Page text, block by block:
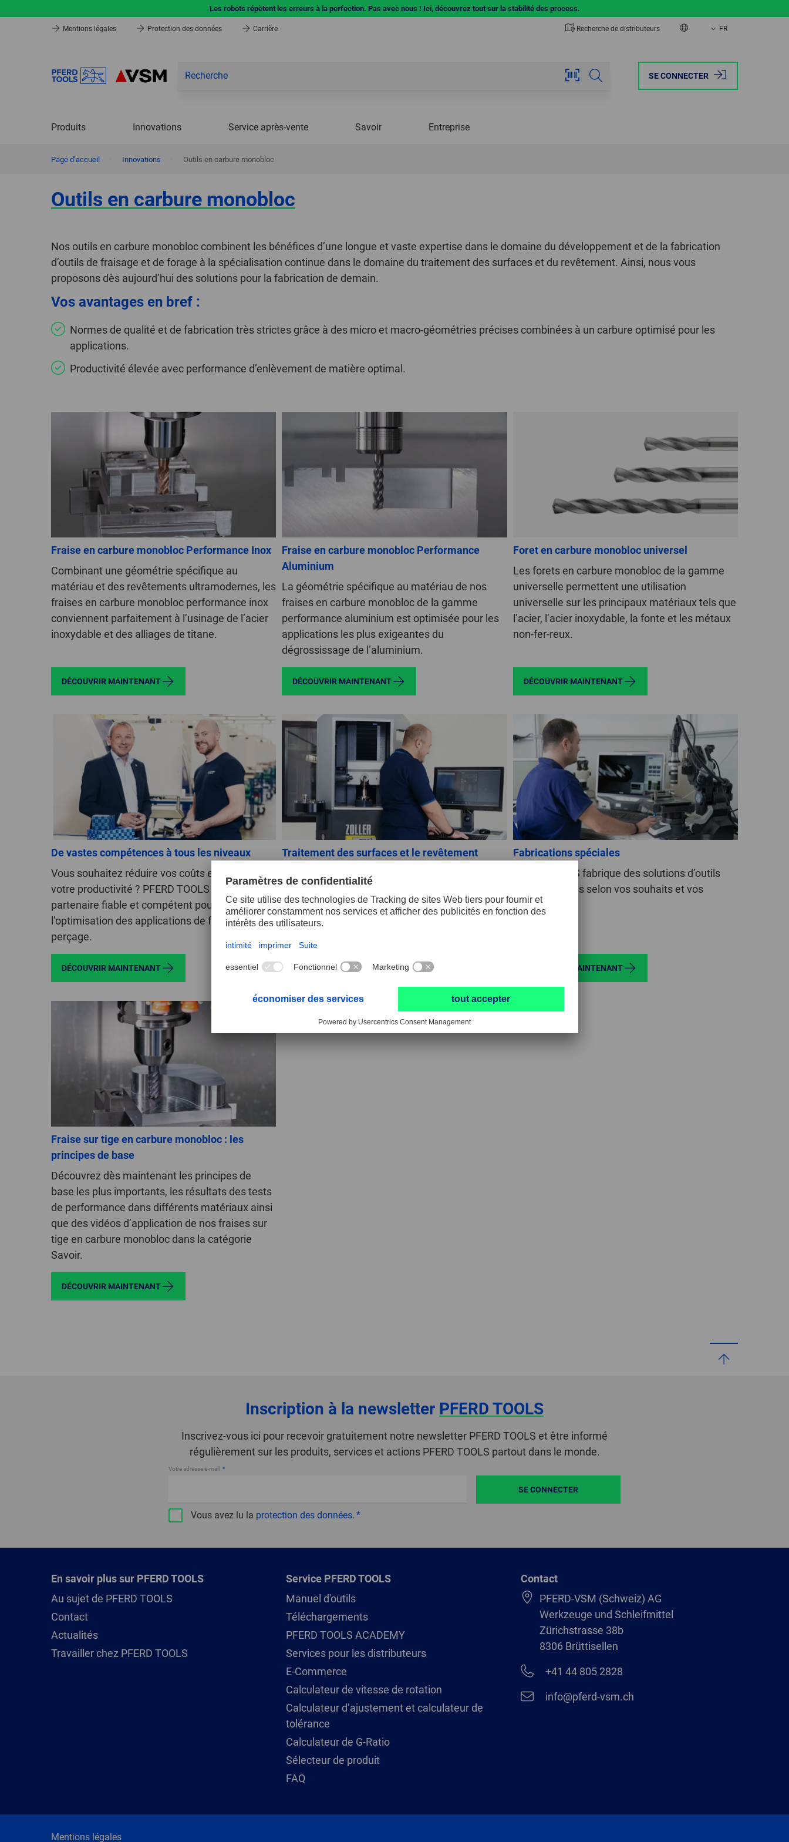
Les robots répètent les erreurs à la perfection. Pas avec nous ! Ici, découvrez tout sur la stabilité des process.
Mentions légales Protection des données Carrière Recherche de distributeurs
EUROPE
NETHERLANDS
SWEDEN
AMERICA
ASIA/PACIFIC
AFRICA
AFRICA
GLOBAL
INTERNATIONAL
ENGLISH
INTERNATIONAL
FR
SE CONNECTER
Produits Innovations Service après-vente Savoir Entreprise
Page d’accueil Innovations Outils en carbure monobloc
Outils en carbure monobloc
Nos outils en carbure monobloc combinent les bénéfices d’une longue et vaste expertise dans le domaine du développement et de la fabrication
d’outils de fraisage et de forage à la spécialisation continue dans le domaine du traitement des surfaces et du revêtement. Ainsi, nous vous
proposons dès aujourd’hui des solutions pour la fabrication de demain.
Vos avantages en bref :
Normes de qualité et de fabrication très strictes grâce à des micro et macro-géométries précises combinées à un carbure optimisé pour les
applications.
Productivité élevée avec performance d’enlèvement de matière optimal.
Fraise en carbure monobloc Performance Inox
Combinant une géométrie spécifique au
matériau et des revêtements ultramodernes, les
fraises en carbure monobloc performance inox
conviennent parfaitement à l’usinage de l’acier
inoxydable et des alliages de titane.
DÉCOUVRIR MAINTENANT
Fraise en carbure monobloc Performance
Aluminium
La géométrie spécifique au matériau de nos
fraises en carbure monobloc de la gamme
performance aluminium est optimisée pour les
applications les plus exigeantes du
dégrossissage de l’aluminium.
DÉCOUVRIR MAINTENANT
Foret en carbure monobloc universel
Les forets en carbure monobloc de la gamme
universelle permettent une utilisation
universelle sur les principaux matériaux tels que
l’acier, l’acier inoxydable, la fonte et les métaux
non-fer-reux.
DÉCOUVRIR MAINTENANT
De vastes compétences à tous les niveaux
Vous souhaitez réduire vos coûts et augmenter
votre productivité ? PFERD TOOLS est votre
partenaire fiable et compétent pour
l’optimisation des applications de fraisage et de
perçage.
DÉCOUVRIR MAINTENANT
Traitement des surfaces et le revêtement
des couches en passant par l’application du
revêtement, nous ne laissons rien au hasard.
DÉCOUVRIR MAINTENANT
Fabrications spéciales
PFERD TOOLS fabrique des solutions d’outils
personnalisées selon vos souhaits et vos
exigences.
DÉCOUVRIR MAINTENANT
Fraise sur tige en carbure monobloc : les
principes de base
Découvrez dès maintenant les principes de
base les plus importants, les résultats des tests
de performance dans différents matériaux ainsi
que des vidéos d’application de nos fraises sur
tige en carbure monobloc dans la catégorie
Savoir.
DÉCOUVRIR MAINTENANT
Inscription à la newsletter PFERD TOOLS
Inscrivez-vous ici pour recevoir gratuitement notre newsletter PFERD TOOLS et être informé
régulièrement sur les produits, services et actions PFERD TOOLS partout dans le monde.
Votre adresse e-mail
Vous avez lu la protection des données.
SE CONNECTER
En savoir plus sur PFERD TOOLS
Au sujet de PFERD TOOLS
Contact
Actualités
Travailler chez PFERD TOOLS
Service PFERD TOOLS
Manuel d'outils
Téléchargements
PFERD TOOLS ACADEMY
Services pour les distributeurs
E-Commerce
Calculateur de vitesse de rotation
Calculateur d’ajustement et calculateur de
tolérance
Calculateur de G-Ratio
Sélecteur de produit
FAQ
Contact
PFERD-VSM (Schweiz) AG
Werkzeuge und Schleifmittel
Zürichstrasse 38b
8306 Brüttisellen
+41 44 805 2828
info@pferd-vsm.ch
Mentions légales